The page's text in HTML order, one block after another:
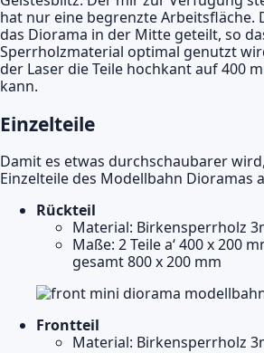
hat nur eine begrenzte Arbeitsfläche.
das Diorama in der Mitte geteilt, so
Sperrholzmaterial optimal genutzt
der Laser die Teile hochkant auf 400
kann.
Einzelteile
Damit es etwas durchschaubarer
Einzelteile des Modellbahn Dioramas
Rückteil
Material: Birkensperrholz
Maße: 2 Teile a‘ 400 x 200
gesamt 800 x 200 mm
Frontteil
Material: Birkensperrholz